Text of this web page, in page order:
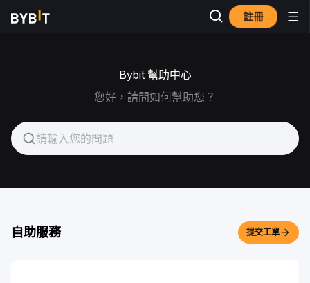
註冊
Bybit 幫助中心
您好，請問如何幫助您？
自助服務 提交工單